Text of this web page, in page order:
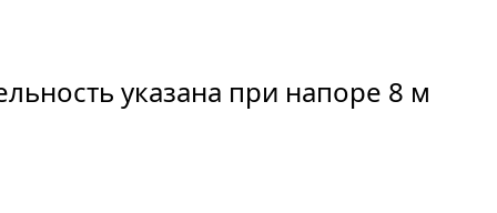
указана при напоре 8 м